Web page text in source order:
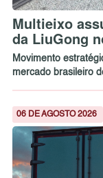
Multieixo
da LiuGong
Movimento
mercado brasileiro
06 DE AGOSTO 2026